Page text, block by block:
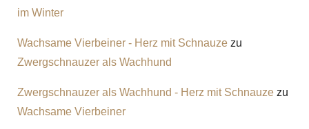
im Winter
Wachsame Vierbeiner - Herz mit Schnauzezu
Zwergschnauzer als Wachhund
Zwergschnauzer als Wachhund - Herz mit Schnauzezu
Wachsame Vierbeiner